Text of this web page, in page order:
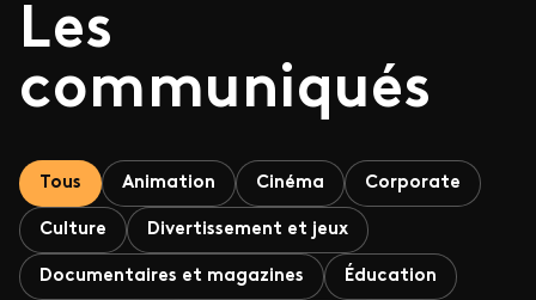
Les
communiqués
Tous Animation Cinéma Corporate
Culture Divertissement et jeux
Documentaires et magazines Éducation